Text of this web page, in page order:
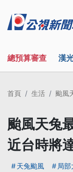
總預算審查 漢
首頁 生活 颱風
颱風天兔
近台時將
天兔颱風 局